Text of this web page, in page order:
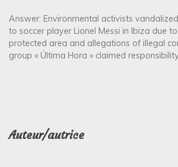
Answer: Environmental activists
to soccer player Lionel Messi in Ibiza due
protected area and allegations of illegal
group « Última Hora » claimed
Auteur/autrice